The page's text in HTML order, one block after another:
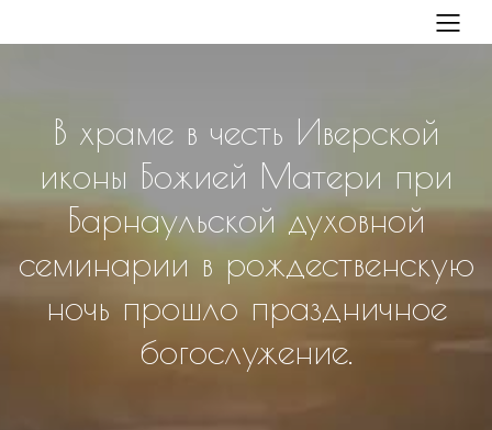
В храме в честь Иверской
иконы Божией Матери при
Барнаульской духовной
семинарии в рождественскую
ночь прошло праздничное
богослужение.